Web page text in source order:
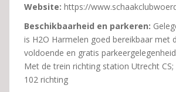
Website: https://
Beschikbaarheid en parkeren:
is H2O Harmelen goed bereikbaar met
voldoende en gratis
Met de trein richting station Utrecht
102 richting